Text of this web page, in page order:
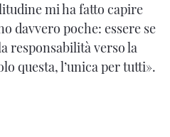
mi ha fatto capire
davvero poche: essere se
responsabilità verso la
questa, l’unica per tutti».